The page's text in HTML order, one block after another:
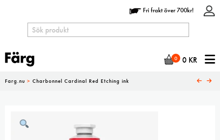
Fri frakt över 700kr!
0 0 KR
Farg.nu > Charbonnel Cardinal Red Etching ink